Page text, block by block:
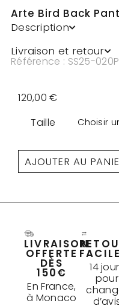
Arte Bird Back
Description
Livraison et retour
Référence : SS25-
120,00€
Taille
AJOUTER AU
LIVRAISON
OFFERTE
DÈS
150€
En France,
à Monaco
14
pour